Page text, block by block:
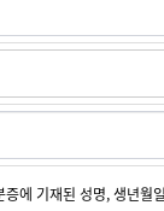
증에 기재된 성명, 생년월